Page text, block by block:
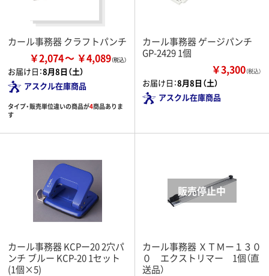
カール事務器 クラフトパンチ
￥2,074 ￥4,089
お届け日：8月8日（土）
アスクル在庫商品
タイプ・販売単位違いの商品が4商品ありま
す
カール事務器 ゲージパンチ
GP-2429 1個
￥3,300（税込）
お届け日：8月8日（土）
アスクル在庫商品
カール事務器 KCPー20 2穴パ
ンチ ブルー KCP-20 1セット
(1個×5)
カール事務器 ＸＴＭー１３０
０ エクストリマー 1個（直
送品）